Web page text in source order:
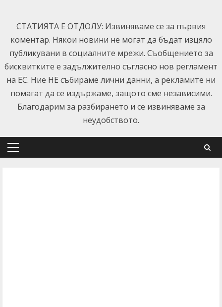
content
СТАТИЯТА Е ОТДОЛУ: Извиняваме се за първия
коментар. Някои новини не могат да бъдат изцяло
публикувани в социалните мрежи. Съобщението за
бисквитките е задължително съгласно нов регламент
на ЕС. Ние НЕ събираме лични данни, а рекламите ни
помагат да се издържаме, защото сме независими.
Благодарим за разбирането и се извиняваме за
неудобството.
Primary